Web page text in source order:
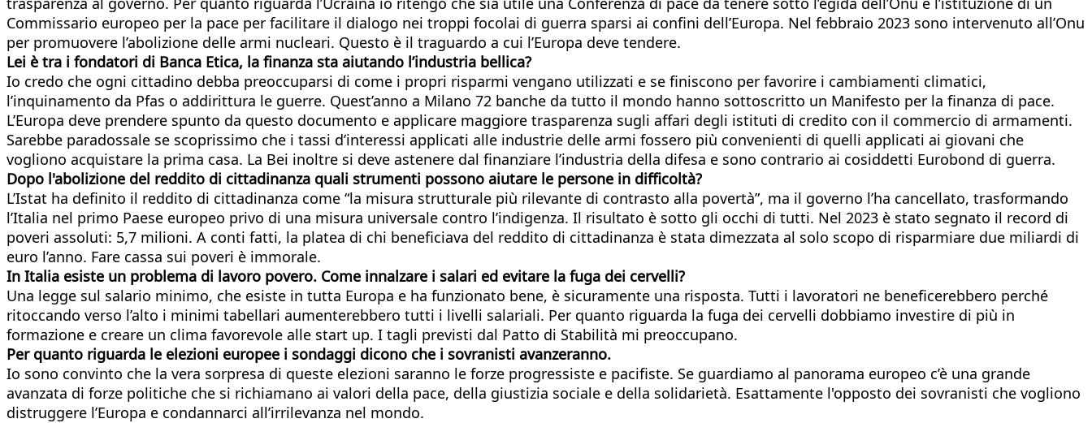
Commissario europeo per la pace per facilitare il dialogo nei troppi focolai di guerra sparsi ai confini dell’Europa. Nel febbraio 2023 sono intervenuto all’Onu
per promuovere l’abolizione delle armi nucleari. Questo è il traguardo a cui l’Europa deve tendere.
Lei è tra i fondatori di Banca Etica, la finanza sta aiutando l’industria bellica?
Io credo che ogni cittadino debba preoccuparsi di come i propri risparmi vengano utilizzati e se finiscono per favorire i cambiamenti climatici,
l’inquinamento da Pfas o addirittura le guerre. Quest’anno a Milano 72 banche da tutto il mondo hanno sottoscritto un Manifesto per la finanza di pace.
L’Europa deve prendere spunto da questo documento e applicare maggiore trasparenza sugli affari degli istituti di credito con il commercio di armamenti.
Sarebbe paradossale se scoprissimo che i tassi d’interessi applicati alle industrie delle armi fossero più convenienti di quelli applicati ai giovani che
vogliono acquistare la prima casa. La Bei inoltre si deve astenere dal finanziare l’industria della difesa e sono contrario ai cosiddetti Eurobond di guerra.
Dopo l'abolizione del reddito di cittadinanza quali strumenti possono aiutare le persone in difficoltà?
L’Istat ha definito il reddito di cittadinanza come “la misura strutturale più rilevante di contrasto alla povertà”, ma il governo l’ha cancellato, trasformando
l’Italia nel primo Paese europeo privo di una misura universale contro l’indigenza. Il risultato è sotto gli occhi di tutti. Nel 2023 è stato segnato il record di
poveri assoluti: 5,7 milioni. A conti fatti, la platea di chi beneficiava del reddito di cittadinanza è stata dimezzata al solo scopo di risparmiare due miliardi di
euro l’anno. Fare cassa sui poveri è immorale.
In Italia esiste un problema di lavoro povero. Come innalzare i salari ed evitare la fuga dei cervelli?
Una legge sul salario minimo, che esiste in tutta Europa e ha funzionato bene, è sicuramente una risposta. Tutti i lavoratori ne beneficerebbero perché
ritoccando verso l’alto i minimi tabellari aumenterebbero tutti i livelli salariali. Per quanto riguarda la fuga dei cervelli dobbiamo investire di più in
formazione e creare un clima favorevole alle start up. I tagli previsti dal Patto di Stabilità mi preoccupano.
Per quanto riguarda le elezioni europee i sondaggi dicono che i sovranisti avanzeranno.
Io sono convinto che la vera sorpresa di queste elezioni saranno le forze progressiste e pacifiste. Se guardiamo al panorama europeo c’è una grande
avanzata di forze politiche che si richiamano ai valori della pace, della giustizia sociale e della solidarietà. Esattamente l'opposto dei sovranisti che vogliono
distruggere l’Europa e condannarci all’irrilevanza nel mondo.